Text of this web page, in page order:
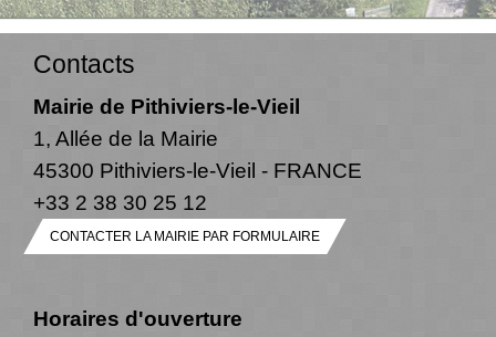
Contacts
Mairie de Pithiviers-le-Vieil
1, Allée de la Mairie
45300 Pithiviers-le-Vieil - FRANCE
+33 2 38 30 25 12
CONTACTER LA MAIRIE PAR FORMULAIRE
Horaires d'ouverture